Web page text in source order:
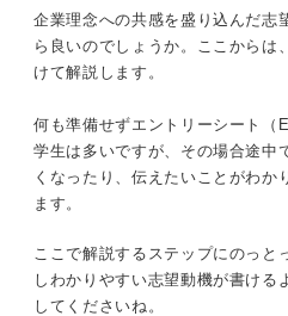
企業理念への共感を盛り込んだ志
ら良いのでしょうか。ここからは
けて解説します。
何も準備せずエントリーシート（
学生は多いですが、その場合途中
くなったり、伝えたいことがわか
ます。
ここで解説するステップにのっと
しわかりやすい志望動機が書ける
してくださいね。
例文②通信業界
例文③人材業界
例文④保険業界
例文⑤食品業界
例文⑦飲食業界